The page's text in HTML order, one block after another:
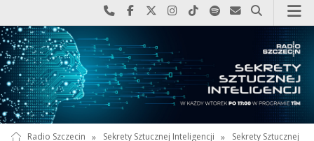
Najlepiej po prostu do nas zadzwoń
Odwiedź nas na Facebook-u
Odwiedź nas na X
Odwiedź nas na Instagram-ie
Odwiedź nas na TikTok-u
Szukaj nas na Spotify
Wyślij do nas
Szukaj
Radio Szczecin » Sekrety Sztucznej Inteligencji »
Sekrety Sztucznej